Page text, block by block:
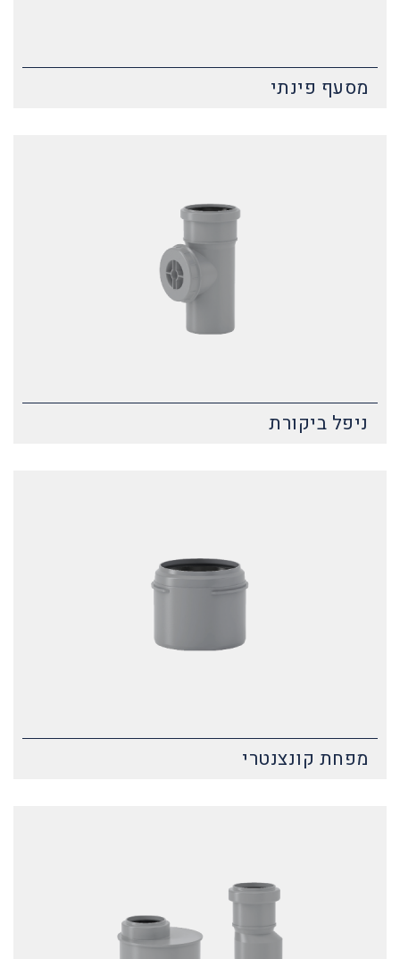
מסעף פינתי
ניפל ביקורת
מפחת קונצנטרי